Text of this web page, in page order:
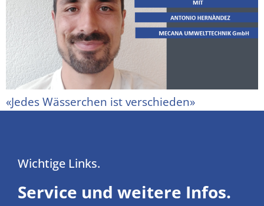
«Jedes Wässerchen ist verschieden»
Wichtige Links.
Service und weitere Infos.